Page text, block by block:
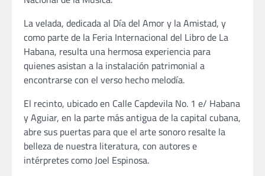
La velada, dedicada al Día del Amor y la Amistad, y
como parte de la Feria Internacional del Libro de La
Habana, resulta una hermosa experiencia para
quienes asistan a la instalación patrimonial a
encontrarse con el verso hecho melodía.
El recinto, ubicado en Calle Capdevila No. 1 e/ Habana
y Aguiar, en la parte más antigua de la capital cubana,
abre sus puertas para que el arte sonoro resalte la
belleza de nuestra literatura, con autores e
intérpretes como Joel Espinosa.